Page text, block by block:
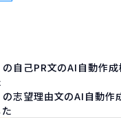
の自己PR文のAI自動作
の志望理由文のAI自動作